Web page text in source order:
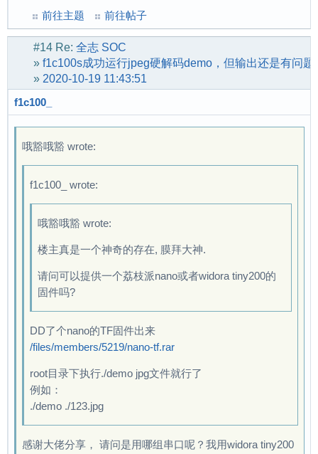
前往主题 前往帖子
#14 Re: 全志 SOC
» f1c100s成功运行jpeg硬解码demo，但输出还是有问题
» 2020-10-19 11:43:51
f1c100_
哦豁哦豁 wrote:
f1c100_ wrote:
哦豁哦豁 wrote:
楼主真是一个神奇的存在, 膜拜大神.
请问可以提供一个荔枝派nano或者widora tiny200的
固件吗?
DD了个nano的TF固件出来
/files/members/5219/nano-tf.rar
root目录下执行./demo jpg文件就行了
例如：
./demo ./123.jpg
感谢大佬分享， 请问是用哪组串口呢？我用widora tiny200